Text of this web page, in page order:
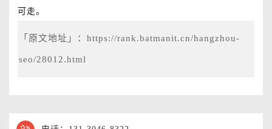
可走。
「原文地址」：https://rank.batmanit.cn/hangzhou-
seo/28012.html